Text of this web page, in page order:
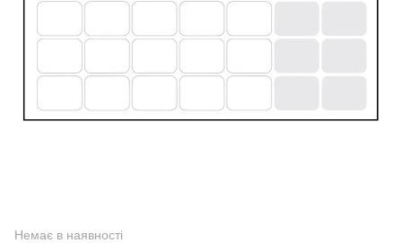
Немає в наявності